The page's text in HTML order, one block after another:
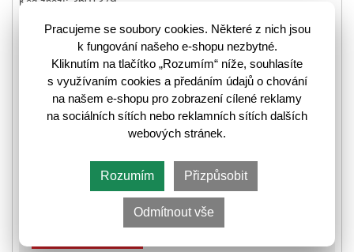
Skladem
⛟ Informace k odeslání zboží
🛈7 463,- 6 367,-
Pracujeme se soubory cookies. Některé z nich jsou
k fungování našeho e-shopu nezbytné.
Kliknutím na tlačítko „Rozumím“ níže, souhlasíte
s využívaním cookies a předáním údajů o chování
na našem e-shopu pro zobrazení cílené reklamy
na sociálních sítích nebo reklamních sítích dalších
webových stránek.
Rozumím Přizpůsobit
Odmítnout vše